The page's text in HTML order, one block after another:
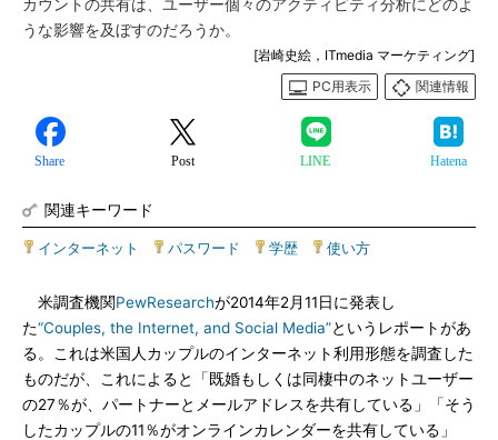
カウントの共有は、ユーザー個々のアクティビティ分析にどのよ
うな影響を及ぼすのだろうか。
[岩崎史絵，ITmedia マーケティング]
PC用表示
関連情報
Share Post LINE Hatena
関連キーワード
インターネット パスワード 学歴 使い方
米調査機関PewResearchが2014年2月11日に発表し
た“Couples, the Internet, and Social Media”というレポートがあ
る。これは米国人カップルのインターネット利用形態を調査した
ものだが、これによると「既婚もしくは同棲中のネットユーザー
の27％が、パートナーとメールアドレスを共有している」「そう
したカップルの11％がオンラインカレンダーを共有している」